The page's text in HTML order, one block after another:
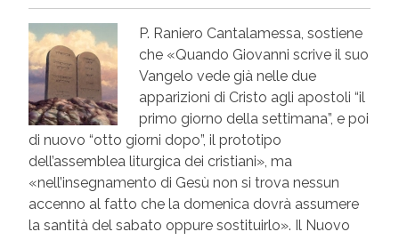
P. Raniero Cantalamessa, sostiene
che «Quando Giovanni scrive il suo
Vangelo vede già nelle due
apparizioni di Cristo agli apostoli “il
primo giorno della settimana”, e poi
di nuovo “otto giorni dopo”, il prototipo
dell’assemblea liturgica dei cristiani», ma
«nell’insegnamento di Gesù non si trova nessun
accenno al fatto che la domenica dovrà assumere
la santità del sabato oppure sostituirlo». Il Nuovo